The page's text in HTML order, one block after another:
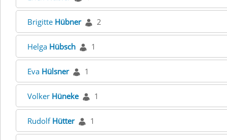
Brigitte Hübner 2
Helga Hübsch 1
Eva Hülsner 1
Volker Hüneke 1
Rudolf Hütter 1